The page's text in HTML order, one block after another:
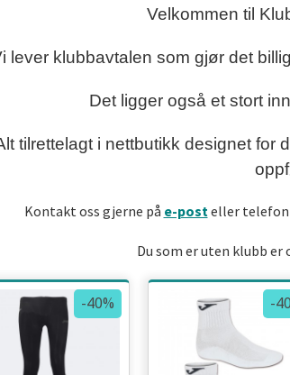
Velkommen til
lever klubbavtalen som gjør det
Det ligger også et stort
tilrettelagt i nettbutikk designet for
Kontakt oss gjerne på e-post eller telefon
Du som er uten klubb er
-40% -